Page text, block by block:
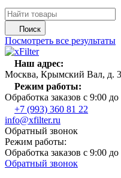
Поиск
Посмотреть все результаты
Наш адрес:
Москва, Крымский Вал, д.
Режим работы:
Обработка заказов с 9:00
+7 (993) 360 81 22
info@xfilter.ru
Обратный звонок
Режим работы:
Обработка заказов с 9:00
Обратный звонок